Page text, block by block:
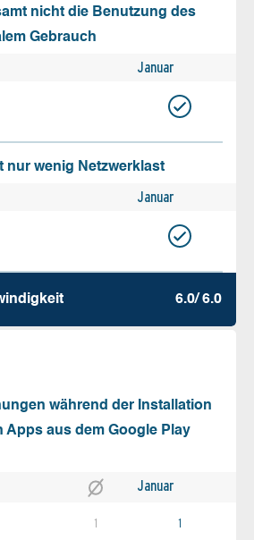
nicht die Benutzung des
Gebrauch
Januar
nur wenig Netzwerklast
Januar
6.0/ 6.0
während der Installation
Apps aus dem Google Play
Januar
1 1